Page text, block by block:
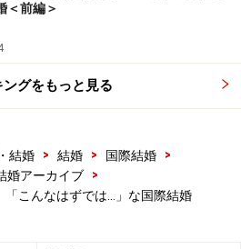
＜前編＞
ングをもっと見る
結婚 > 結婚 > 国際結婚
>
婚アーカイブ
>
こんなはずでは…」な国際結婚